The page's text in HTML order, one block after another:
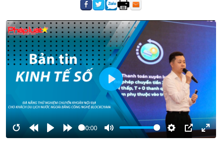
RestartRewind
PlayForward
00:00
Mute Settings
PIP
Play